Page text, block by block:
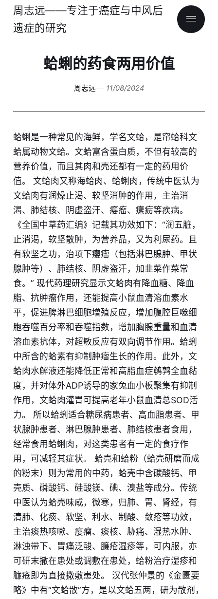
周志远——专注于癌症与中风后
遗症的研究
蛤蜊的药食两用价值
周志远 11/08/2024
蛤蜊是一种常见的海鲜，学名文蛤，是帘蛤科文
蛤属动物文蛤。文蛤富含蛋白质，不但有较高的
营养价值，而且其肉和壳还都有一定的药用价
值。 文蛤肉又称海蛤肉、蛤蜊肉，传统中医认为
文蛤肉有润燥止渴、软坚消肿的作用，主治消
渴、肺结核、阴虚盗汗、瘿瘤、瘰疬等疾病。
《全国中草药汇编》记载其功效如下：“润五脏，
止消渴，软坚散肿，为营养品，又为利尿药。且
有软坚之功，治项下瘿瘤（包括淋巴腺肿、甲状
腺肿等）、肺结核、阴虚盗汗，加韭菜作菜常
食。” 现代药理研究显示文蛤肉有降血糖、降血
脂、抗肿瘤作用，还能提高小鼠血清溶血素水
平，促进脾淋巴细胞增殖反应，增加腹腔巨噬细
胞吞噬百分率和吞噬指数，增加胸腺重量和血清
溶血素抗体，对超敏反应有双向调节作用。蛤蜊
中所含的蛤素有抑制肿瘤生长的作用。此外，文
蛤肉水解液还能降低正常和高脂血症鹌鹑全血黏
度，并对体外ADP诱导的家兔血小板聚集有抑制
作用，文蛤肉灌胃可提高老年小鼠血清总SOD活
力。 所以蛤蜊适合糖尿病患者、高血脂患者、甲
状腺肿患者、淋巴腺肿患者、肺结核患者食用，
经常食用蛤蜊肉，对这类患者有一定的食疗作
用，可减轻其症状。 蛤壳和蛤粉（蛤壳研磨而成
的粉末）则为常用的中药，蛤壳中含碳酸钙、甲
壳质、磷酸钙、硅酸镁、碘、溴盐等成分。传统
中医认为蛤壳味咸，微寒，归肺、胃、肾经，有
清肺、化痰、软坚、利水、制酸、敛疮等功效，
主治痰热咳嗽、瘿瘤、痰核、胁痛、湿热水肿、
淋浊带下、胃痛泛酸、臁疮湿疹等，可内服，亦
可研末撒在患处或调敷在患处，蛤粉治疗湿疹和
臁疮即为直接撒敷患处。 汉代张仲景的《金匮要
略》中有“文蛤散”方，是以文蛤五两，研为散剂，